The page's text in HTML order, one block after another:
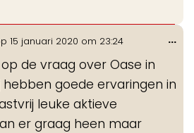
15 januari 2020 om 23:24
de vraag over Oase in
hebben goede ervaringen in
leuke aktieve
er graag heen maar
...